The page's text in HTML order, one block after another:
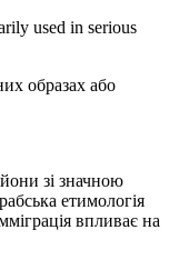
used in serious
образах або
зі значною
етимологія
впливає на